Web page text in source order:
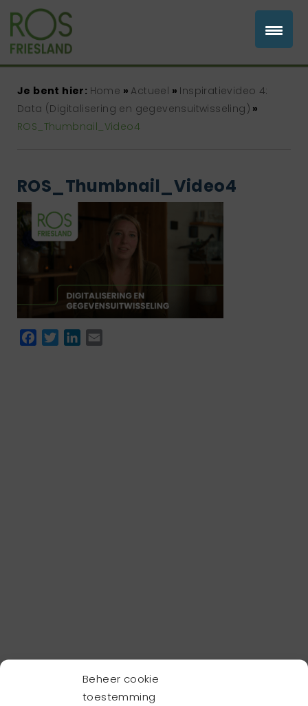
Beheer cookie
toestemming
Je bent hier: Home » Actueel » Inspiratievideo 4:
Data (Digitalisering en gegevensuitwisseling) »
ROS_Thumbnail_Video4
ROS_Thumbnail_Video4
Facebook
TwitterLinkedIn